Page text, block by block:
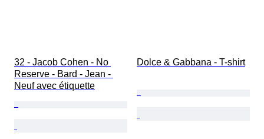
32 - Jacob Cohen - No
Reserve - Bard - Jean -
Neuf avec étiquette
Dolce & Gabbana - T-shirt